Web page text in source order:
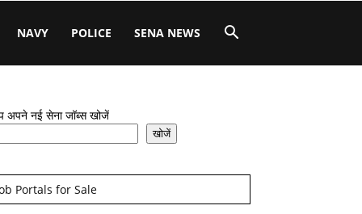
NAVY POLICE SENA NEWS
अपने नई सेना जॉब्स खोजें
खोजें
Portals for Sale